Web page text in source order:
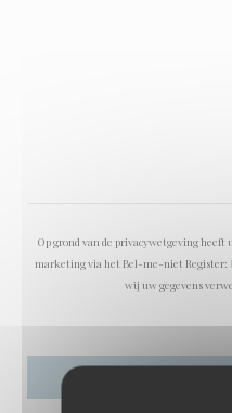
Op grond van de privacywetgeving
marketing via het Bel-me-niet Register:
wij uw gegevens